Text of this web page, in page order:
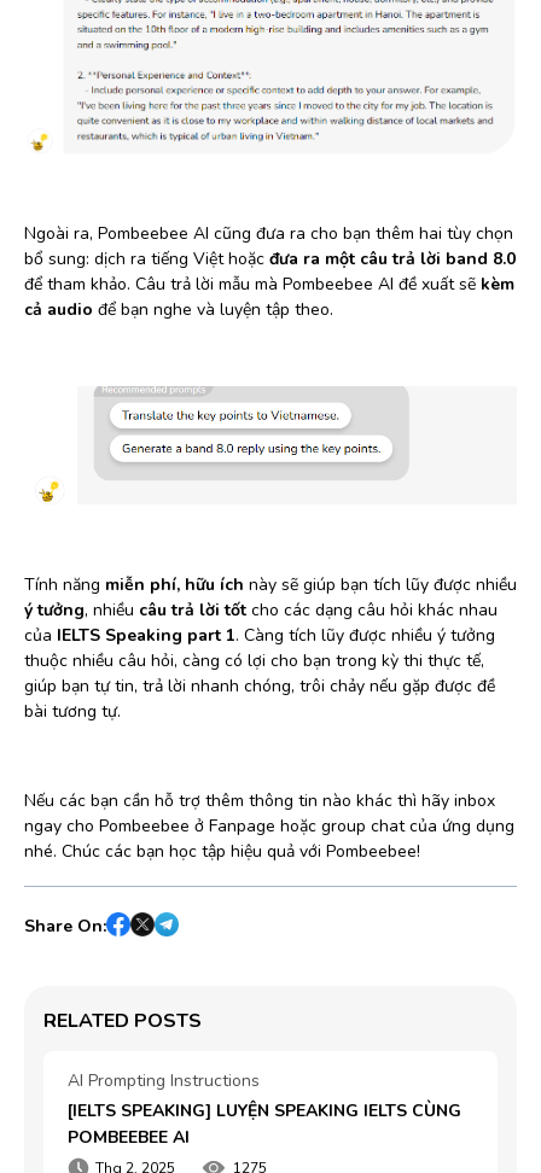
Ngoài ra, Pombeebee AI cũng đưa ra cho bạn thêm hai tùy chọn
bổ sung: dịch ra tiếng Việt hoặc đưa ra một câu trả lời band 8.0
để tham khảo. Câu trả lời mẫu mà Pombeebee AI đề xuất sẽ kèm
cả audio để bạn nghe và luyện tập theo.
Tính năng miễn phí, hữu ích này sẽ giúp bạn tích lũy được nhiều
ý tưởng, nhiều câu trả lời tốt cho các dạng câu hỏi khác nhau
của IELTS Speaking part 1. Càng tích lũy được nhiều ý tưởng
thuộc nhiều câu hỏi, càng có lợi cho bạn trong kỳ thi thực tế,
giúp bạn tự tin, trả lời nhanh chóng, trôi chảy nếu gặp được đề
bài tương tự.
Nếu các bạn cần hỗ trợ thêm thông tin nào khác thì hãy inbox
ngay cho Pombeebee ở Fanpage hoặc group chat của ứng dụng
nhé. Chúc các bạn học tập hiệu quả với Pombeebee!
Share On:
RELATED POSTS
AI Prompting Instructions
[IELTS SPEAKING] LUYỆN SPEAKING IELTS CÙNG
POMBEEBEE AI
Thg 2, 2025 1275